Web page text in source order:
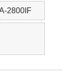
2800IF